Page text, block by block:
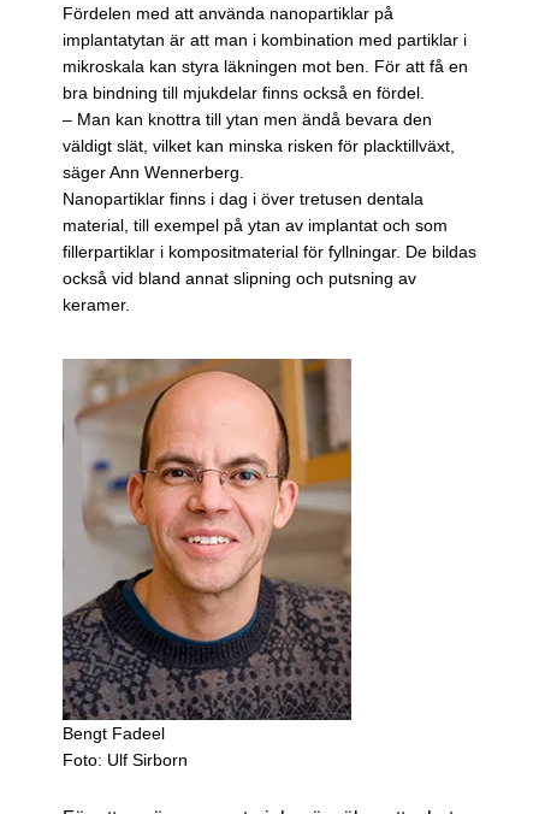
Fördelen med att använda nanopartiklar på
implantatytan är att man i kombination med partiklar i
mikroskala kan styra läkningen mot ben. För att få en
bra bindning till mjukdelar finns också en fördel.
– Man kan knottra till ytan men ändå bevara den
väldigt slät, vilket kan minska risken för placktillväxt,
säger Ann Wennerberg.
Nanopartiklar finns i dag i över tretusen dentala
material, till exempel på ytan av implantat och som
fillerpartiklar i kompositmaterial för fyllningar. De bildas
också vid bland annat slipning och putsning av
keramer.
Bengt Fadeel
Foto: Ulf Sirborn